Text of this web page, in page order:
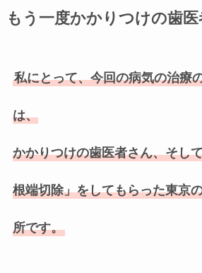
もう一度かかりつけの歯
私にとって、今回の病気の治療
は、
かかりつけの歯医者さん、そし
根端切除」をしてもらった東京
所です。